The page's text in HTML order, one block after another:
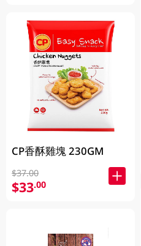
CP香酥雞塊 230GM
$37.00
$33.00